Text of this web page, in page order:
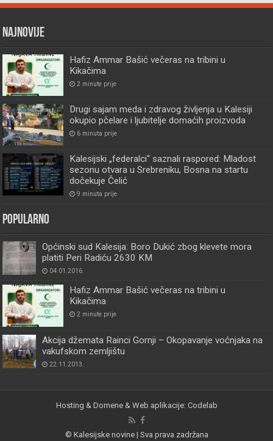
Najnovije
Hafiz Ammar Bašić večeras na tribini u
Kikačima
2 minute prije
Drugi sajam meda i zdravog življenja u Kalesiji
okupio pčelare i ljubitelje domaćih proizvoda
6 minuta prije
Kalesijski „federalci“ saznali raspored: Mladost
sezonu otvara u Srebreniku, Bosna na startu
dočekuje Čelić
9 minuta prije
Popularno
Općinski sud Kalesija: Boro Dukić zbog klevete mora
platiti Peri Radiću 2630 KM
04.01.2016.
Hafiz Ammar Bašić večeras na tribini u
Kikačima
2 minute prije
Akcija džemata Rainci Gornji – Okopavanje voćnjaka na
vakufskom zemljištu
22.11.2013.
Hosting & Domene & Web aplikacije: Codelab
© Kalesijske novine | Sva prava zadržana